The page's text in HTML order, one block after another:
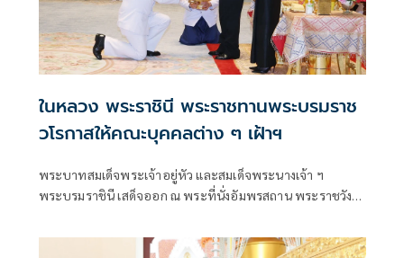
ในหลวง พระราชินี พระราชทานพระบรมราช
วโรกาสให้คณะบุคคลต่าง ๆ เฝ้าฯ
พระบาทสมเด็จพระเจ้าอยู่หัว และสมเด็จพระนางเจ้า ฯ
พระบรมราชินี เสด็จออก ณ พระที่นั่งอัมพรสถาน พระราชวัง
เฝ้าทูลละอองธุลีพระบาท ตามลำดับดังนี้